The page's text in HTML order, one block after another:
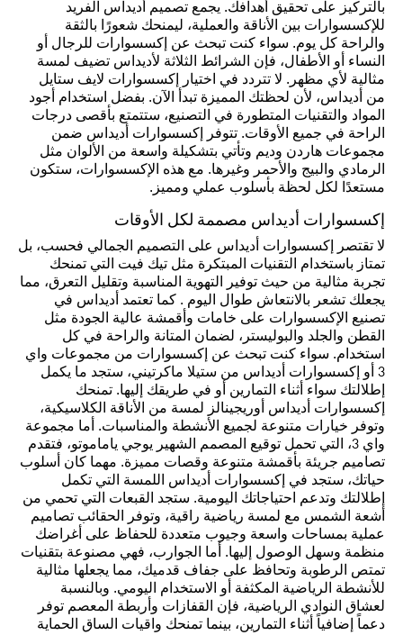
بالتركيز على تحقيق أهدافك. يجمع تصميم أديداس الفريد
للإكسسوارات بين الأناقة والعملية، ليمنحك شعورًا بالثقة
والراحة كل يوم. سواء كنت تبحث عن إكسسوارات للرجال أو
النساء أو الأطفال، فإن الشرائط الثلاثة لأديداس تضيف لمسة
مثالية لأي مظهر. لا تتردد في اختيار إكسسوارات لايف ستايل
من أديداس، لأن لحظتك المميزة تبدأ الآن. بفضل استخدام أجود
المواد والتقنيات المتطورة في التصنيع، ستتمتع بأقصى درجات
الراحة في جميع الأوقات. تتوفر إكسسوارات أديداس ضمن
مجموعات هاردن وديم وتأتي بتشكيلة واسعة من الألوان مثل
الرمادي والبيج والأحمر وغيرها. مع هذه الإكسسوارات، ستكون
مستعدًا لكل لحظة بأسلوب عملي ومميز.
إكسسوارات أديداس مصممة لكل الأوقات
لا تقتصر إكسسوارات أديداس على التصميم الجمالي فحسب، بل
تمتاز باستخدام التقنيات المبتكرة مثل تيك فيت التي تمنحك
تجربة مثالية من حيث توفير التهوية المناسبة وتقليل التعرق، مما
يجعلك تشعر بالانتعاش طوال اليوم . كما تعتمد أديداس في
تصنيع الإكسسوارات على خامات وأقمشة عالية الجودة مثل
القطن والجلد والبوليستر، لضمان المتانة والراحة في كل
استخدام. سواء كنت تبحث عن إكسسوارات من مجموعات واي
3 أو إكسسوارات أديداس من ستيلا ماكرتيني، ستجد ما يكمل
إطلالتك سواء أثناء التمارين أو في طريقك إليها. تمنحك
إكسسوارات أديداس أوريجينالز لمسة من الأناقة الكلاسيكية،
وتوفر خيارات متنوعة لجميع الأنشطة والمناسبات. أما مجموعة
واي 3، التي تحمل توقيع المصمم الشهير يوجي ياماموتو، فتقدم
تصاميم جريئة بأقمشة متنوعة وقصات مميزة. مهما كان أسلوب
حياتك، ستجد في إكسسوارات أديداس اللمسة التي تكمل
إطلالتك وتدعم احتياجاتك اليومية. ستجد القبعات التي تحمي من
أشعة الشمس مع لمسة رياضية راقية، وتوفر الحقائب تصاميم
عملية بمساحات واسعة وجيوب متعددة للحفاظ على أغراضك
منظمة وسهل الوصول إليها. أما الجوارب، فهي مصنوعة بتقنيات
تمتص الرطوبة وتحافظ على جفاف قدميك، مما يجعلها مثالية
للأنشطة الرياضية المكثفة أو الاستخدام اليومي. وبالنسبة
لعشاق النوادي الرياضية، فإن القفازات وأربطة المعصم توفر
دعماً إضافياً أثناء التمارين، بينما تمنحك واقيات الساق الحماية